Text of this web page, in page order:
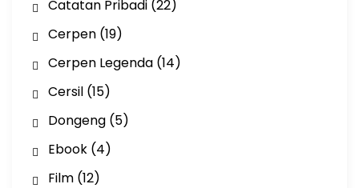
Catatan Pribadi(22)
Cerpen(19)
Cerpen Legenda(14)
Cersil(15)
Dongeng(5)
Ebook(4)
Film(12)